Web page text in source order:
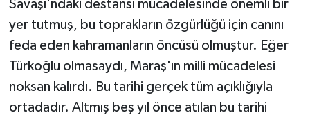
Savaşı'ndaki destansı mücadelesinde önemli bir
yer tutmuş, bu toprakların özgürlüğü için canını
feda eden kahramanların öncüsü olmuştur. Eğer
Türkoğlu olmasaydı, Maraş'ın milli mücadelesi
noksan kalırdı. Bu tarihi gerçek tüm açıklığıyla
ortadadır. Altmış beş yıl önce atılan bu tarihi